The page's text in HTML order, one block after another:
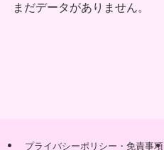
まだデータがありません。
プライバシーポリシー・免責事項